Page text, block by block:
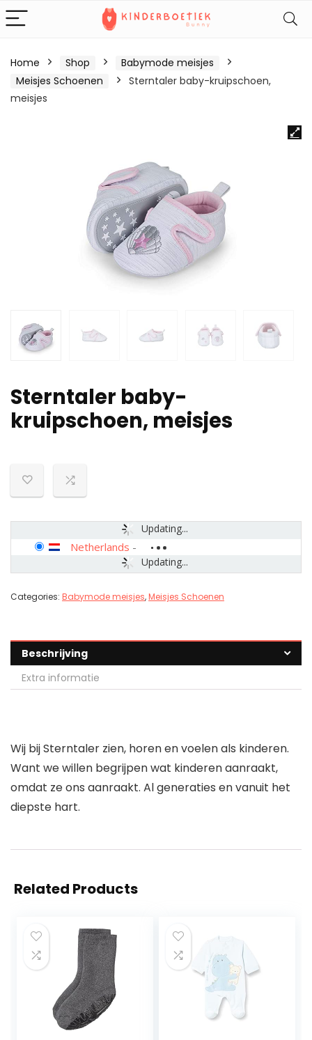
Home Shop
Babymode meisjes
Meisjes Schoenen
Sterntaler baby-kruipschoen,
meisjes
Sterntaler baby-
kruipschoen, meisjes
Updating...
Updating...
Netherlands -
Categories: Babymode meisjes,Meisjes Schoenen
Beschrijving
Extra informatie
Wij bij Sterntaler zien, horen en voelen als kinderen.
Want we willen begrijpen wat kinderen aanraakt,
omdat ze ons aanraakt. Al generaties en vanuit het
diepste hart.
Related Products